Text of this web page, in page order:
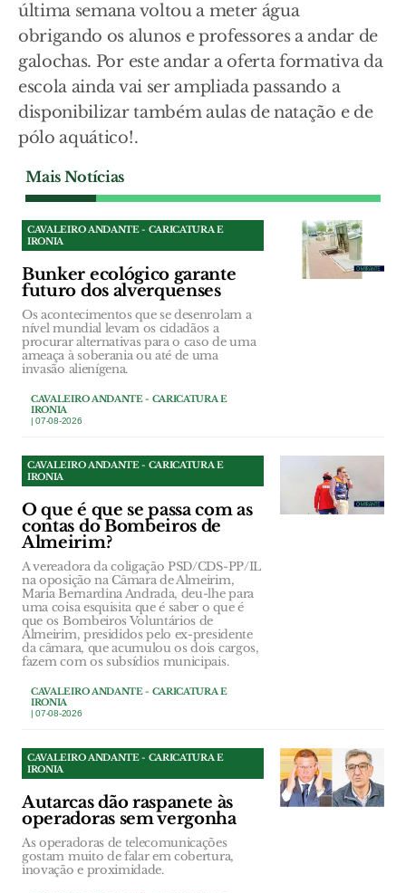
última semana voltou a meter água
obrigando os alunos e professores a andar de
galochas. Por este andar a oferta formativa da
escola ainda vai ser ampliada passando a
disponibilizar também aulas de natação e de
pólo aquático!.
Mais Notícias
CAVALEIRO ANDANTE - CARICATURA E
IRONIA
Bunker ecológico garante
futuro dos alverquenses
Os acontecimentos que se desenrolam a
nível mundial levam os cidadãos a
procurar alternativas para o caso de uma
ameaça à soberania ou até de uma
invasão alienígena.
CAVALEIRO ANDANTE - CARICATURA E
IRONIA
| 07-08-2026
CAVALEIRO ANDANTE - CARICATURA E
IRONIA
O que é que se passa com as
contas do Bombeiros de
Almeirim?
A vereadora da coligação PSD/CDS-PP/IL
na oposição na Câmara de Almeirim,
Maria Bernardina Andrada, deu-lhe para
uma coisa esquisita que é saber o que é
que os Bombeiros Voluntários de
Almeirim, presididos pelo ex-presidente
da câmara, que acumulou os dois cargos,
fazem com os subsídios municipais.
CAVALEIRO ANDANTE - CARICATURA E
IRONIA
| 07-08-2026
CAVALEIRO ANDANTE - CARICATURA E
IRONIA
Autarcas dão raspanete às
operadoras sem vergonha
As operadoras de telecomunicações
gostam muito de falar em cobertura,
inovação e proximidade.